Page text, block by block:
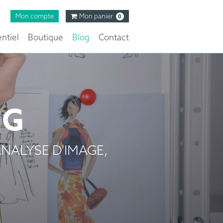
Mon compte Mon panier 0
Boutique Blog Contact
D'IMAGE,